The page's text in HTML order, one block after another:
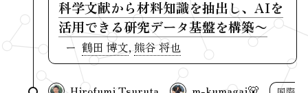
科学文献から材料知識を抽出し、AIを
活用できる研究データ基盤を構築〜
鶴田 博文,熊谷 将也